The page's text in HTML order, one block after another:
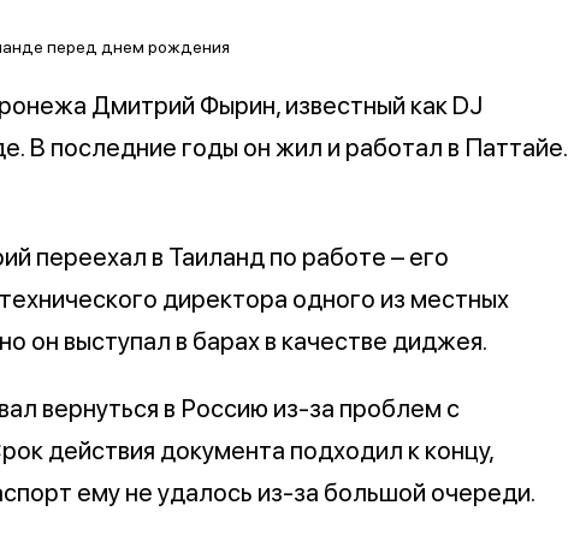
Дмитрий Фырин, известный как DJ
В последние годы он жил и работал в Паттайе.
переехал в Таиланд по работе – его
директора одного из местных
он выступал в барах в качестве диджея.
вернуться в Россию из-за проблем с
действия документа подходил к концу,
ему не удалось из-за большой очереди.